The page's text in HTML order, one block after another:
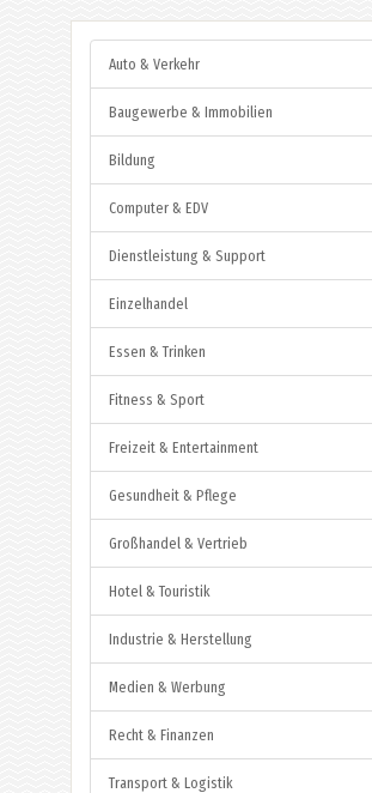
Auto & Verkehr
Baugewerbe & Immobilien
Bildung
Computer & EDV
Dienstleistung & Support
Einzelhandel
Essen & Trinken
Fitness & Sport
Freizeit & Entertainment
Gesundheit & Pflege
Großhandel & Vertrieb
Hotel & Touristik
Industrie & Herstellung
Medien & Werbung
Recht & Finanzen
Transport & Logistik